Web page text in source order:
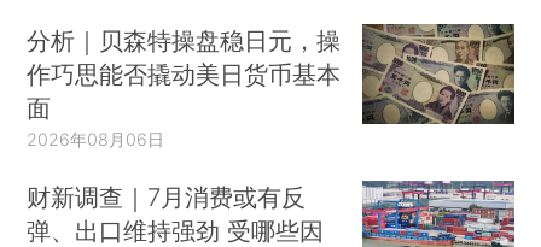
分析｜贝森特操盘稳日元，操
作巧思能否撬动美日货币基本
面
2026年08月06日
财新调查｜7月消费或有反
弹、出口维持强劲 受哪些因